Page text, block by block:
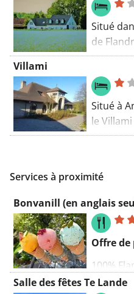
gratuits.
Situé
de
Maison
minutes
Villami
Situé à
le
les
Services à proximité
Bonvanill (en anglais
Offre
100%
Salle des fêtes Te Lande